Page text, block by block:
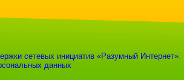
сетевых инициатив «Разумный Интернет».
данных